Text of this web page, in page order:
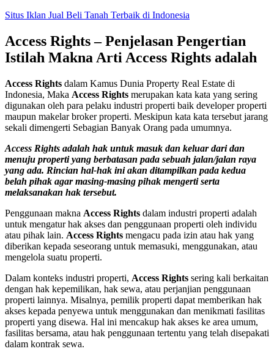
Skip
content
Situs Iklan Jual Beli Tanah Terbaik di Indonesia
Access Rights – Penjelasan Pengertian
Istilah Makna Arti Access Rights adalah
Access Rights dalam Kamus Dunia Property Real Estate di
Indonesia, Maka Access Rights merupakan kata kata yang sering
digunakan oleh para pelaku industri properti baik developer properti
maupun makelar broker properti. Meskipun kata kata tersebut jarang
sekali dimengerti Sebagian Banyak Orang pada umumnya.
Access Rights adalah hak untuk masuk dan keluar dari dan
menuju properti yang berbatasan pada sebuah jalan/jalan raya
yang ada. Rincian hal-hak ini akan ditampilkan pada kedua
belah pihak agar masing-masing pihak mengerti serta
melaksanakan hak tersebut.
Penggunaan makna Access Rights dalam industri properti adalah
untuk mengatur hak akses dan penggunaan properti oleh individu
atau pihak lain. Access Rights mengacu pada izin atau hak yang
diberikan kepada seseorang untuk memasuki, menggunakan, atau
mengelola suatu properti.
Dalam konteks industri properti, Access Rights sering kali berkaitan
dengan hak kepemilikan, hak sewa, atau perjanjian penggunaan
properti lainnya. Misalnya, pemilik properti dapat memberikan hak
akses kepada penyewa untuk menggunakan dan menikmati fasilitas
properti yang disewa. Hal ini mencakup hak akses ke area umum,
fasilitas bersama, atau hak penggunaan tertentu yang telah disepakati
dalam kontrak sewa.